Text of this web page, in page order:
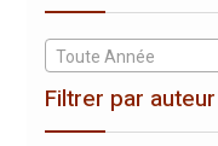
Toute Année
Filtrer par auteur